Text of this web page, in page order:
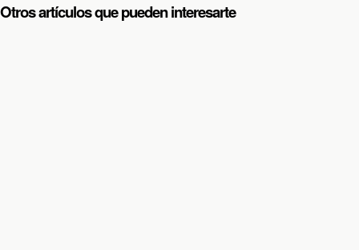
Otros artículos que pueden interesarte